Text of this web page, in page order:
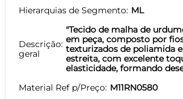
Hierarquias de Segmento ML
Descrição
geral
"Tecido de malha de
em peça, composto por
texturizados de poliamida
estreita, com excelente
elasticidade, formando
Material Ref p/Preço M11RN0580